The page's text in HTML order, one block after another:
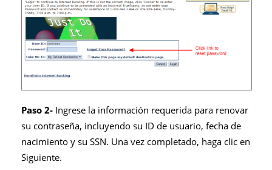
Paso 2- Ingrese la información requerida para renovar
su contraseña, incluyendo su ID de usuario, fecha de
nacimiento y su SSN. Una vez completado, haga clic en
Siguiente.